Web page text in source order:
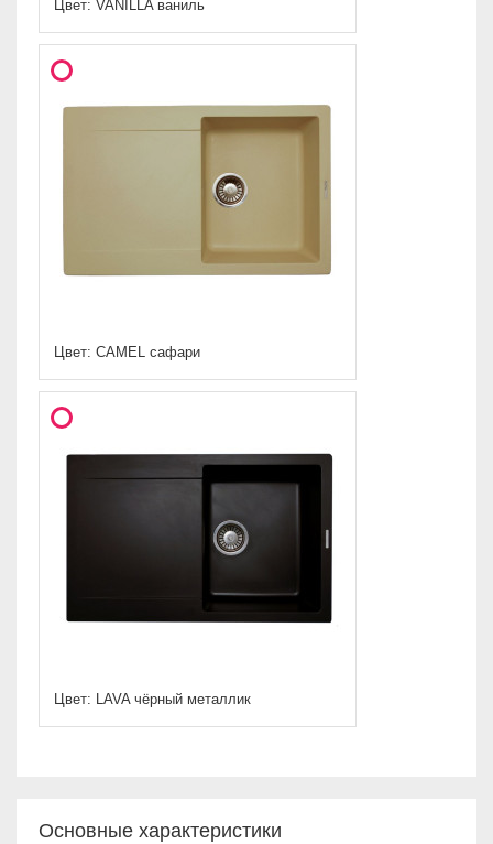
Цвет: VANILLA ваниль
Цвет: CAMEL сафари
Цвет: LAVA чёрный металлик
Основные характеристики